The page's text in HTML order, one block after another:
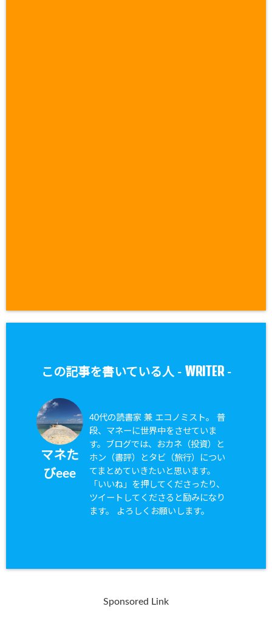
この記事を書いている人 - WRITER-
マネた
びeee
40代の読書家 兼 エコノミスト。 普
段、マネーに世界中をさせていま
す。ブログでは、おカネ（投資）と
ホン（書評）とタビ（旅行）につい
てまとめていきたいと思います。
「いいね」を押してくださったり、
ツイートしてくださると励みになり
ます。 よろしくお願いします。
Sponsored Link